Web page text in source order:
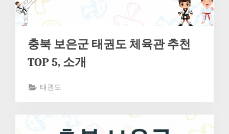
충북 보은군 태권도 체육관 추천
TOP 5, 소개
태권도